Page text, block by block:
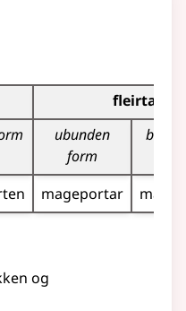
fleirtal
ubunden
form
mageportar
og